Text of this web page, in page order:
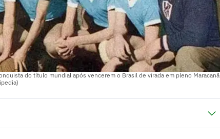
do título mundial após vencerem o Brasil de virada em pleno Maracanã